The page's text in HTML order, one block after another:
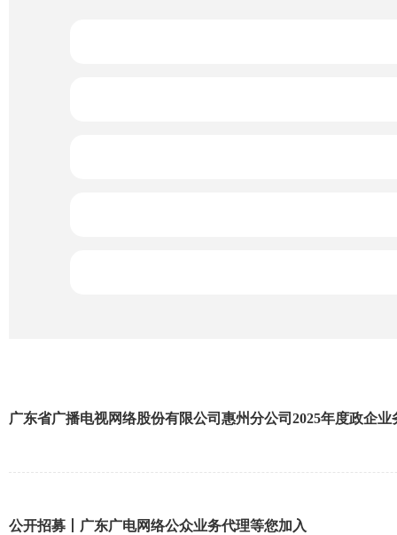
广东省广播电视网络股份有限公司惠州分公司2025年度政企
公开招募丨广东广电网络公众业务代理等您加入